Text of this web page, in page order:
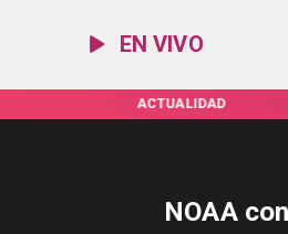
EN VIVO
ACTUALIDAD
NOAA